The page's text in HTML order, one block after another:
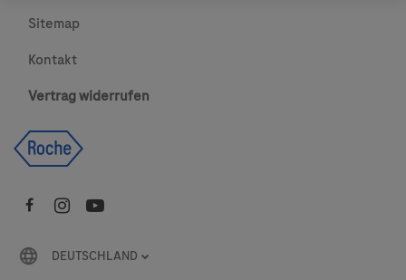
Sitemap
Kontakt
Vertrag widerrufen
DEUTSCHLAND